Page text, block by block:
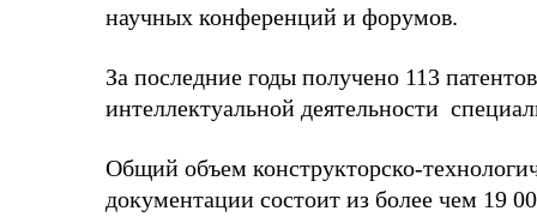
научных конференций и форумов.
За последние годы получено 113
интеллектуальной деятельности
Общий объем конструкторско-
документации состоит из более чем 19